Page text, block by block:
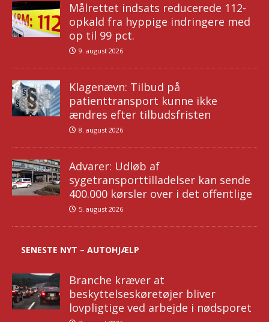
Målrettet indsats reducerede 112-
opkald fra hyppige indringere med
op til 99 pct.
9. august 2026
Klagenævn: Tilbud på
patienttransport kunne ikke
ændres efter tilbudsfristen
8. august 2026
Advarer: Udløb af
sygetransporttilladelser kan sende
400.000 kørsler over i det offentlige
5. august 2026
SENESTE NYT – AUTOHJÆLP
Branche kræver at
beskyttelseskøretøjer bliver
lovpligtige ved arbejde i nødsporet